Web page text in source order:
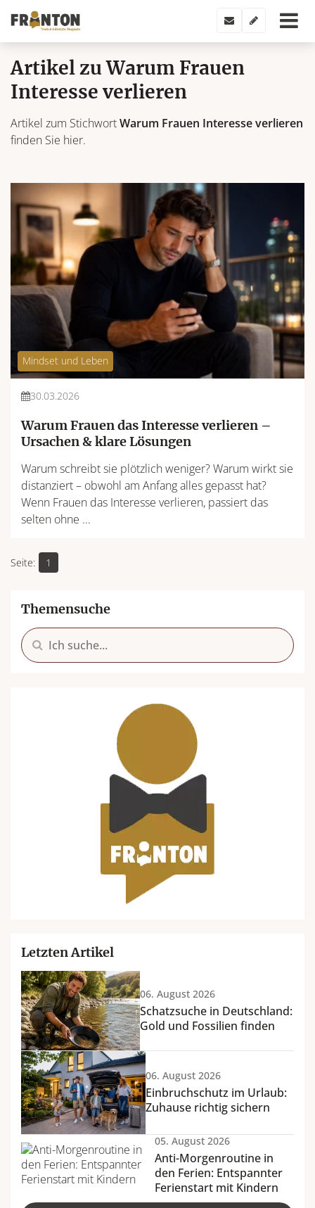
Artikel zu Warum Frauen
Interesse verlieren
Artikel zum StichwortWarum Frauen Interesse verlieren
finden Sie hier.
Mindset und Leben
30.03.2026
Warum Frauen das Interesse verlieren –
Ursachen & klare Lösungen
Warum schreibt sie plötzlich weniger? Warum wirkt sie
distanziert – obwohl am Anfang alles gepasst hat?
Wenn Frauen das Interesse verlieren, passiert das
selten ohne ...
1
Themensuche
Letzten Artikel
06. August 2026
Schatzsuche in Deutschland:
Gold und Fossilien finden
06. August 2026
Einbruchschutz im Urlaub:
Zuhause richtig sichern
05. August 2026
Anti-Morgenroutine in
den Ferien: Entspannter
Ferienstart mit Kindern